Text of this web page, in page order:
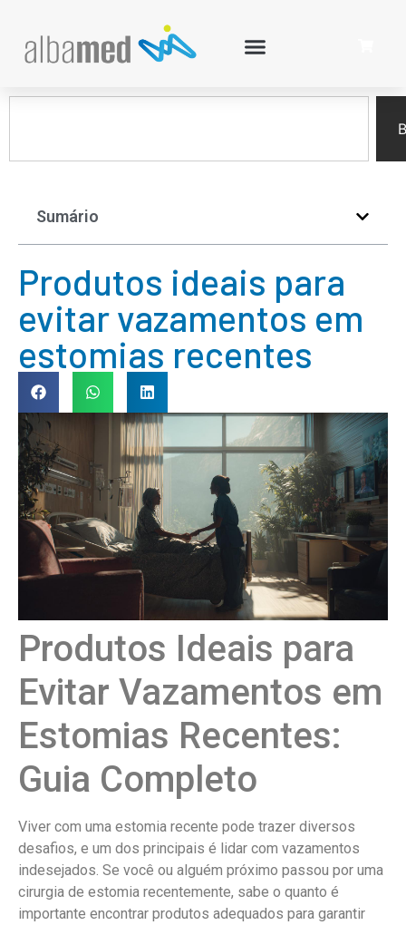
Sumário
Produtos ideais para
evitar vazamentos em
estomias recentes
Produtos Ideais para
Evitar Vazamentos em
Estomias Recentes:
Guia Completo
Viver com uma estomia recente pode trazer diversos
desafios, e um dos principais é lidar com vazamentos
indesejados. Se você ou alguém próximo passou por uma
cirurgia de estomia recentemente, sabe o quanto é
importante encontrar produtos adequados para garantir